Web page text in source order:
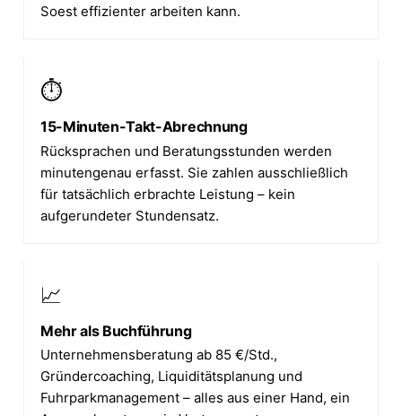
Soest effizienter arbeiten kann.
⏱️
15-Minuten-Takt-Abrechnung
Rücksprachen und Beratungsstunden werden
minutengenau erfasst. Sie zahlen ausschließlich
für tatsächlich erbrachte Leistung – kein
aufgerundeter Stundensatz.
📈
Mehr als Buchführung
Unternehmensberatung ab 85 €/Std.,
Gründercoaching, Liquiditätsplanung und
Fuhrparkmanagement – alles aus einer Hand, ein